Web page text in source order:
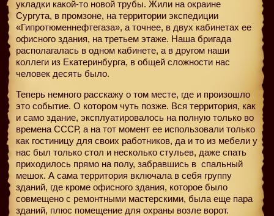
укладки какой-то новой трубы. Жили на окраине
Сургута, в промзоне, на территории экспедиции
«Гипротюменнефтегаза», а точнее, в двух кабинетах ее
офисного здания, на третьем этаже. Наша бригада
располагалась в одном кабинете, а в другом наши
коллеги из Екатеринбурга, в общей сложности нас
человек десять было.
Теперь немного расскажу о том месте, где и произошло
это событие. О котором чуть позже. Вся территория, как
и само здание, эксплуатировалось на полную только во
времена СССР, а на тот момент ее использовали только
как гостиницу для своих работников, да и то из мебели у
нас был только стол и несколько стульев, даже спать
приходилось прямо на полу, забравшись в спальный
мешок. А сама территория включала в себя группу
зданий, где кроме офисного здания, которое было
совмещено с ремонтными мастерскими, была еще пара
зданий, плюс помещение для охраны возле ворот.